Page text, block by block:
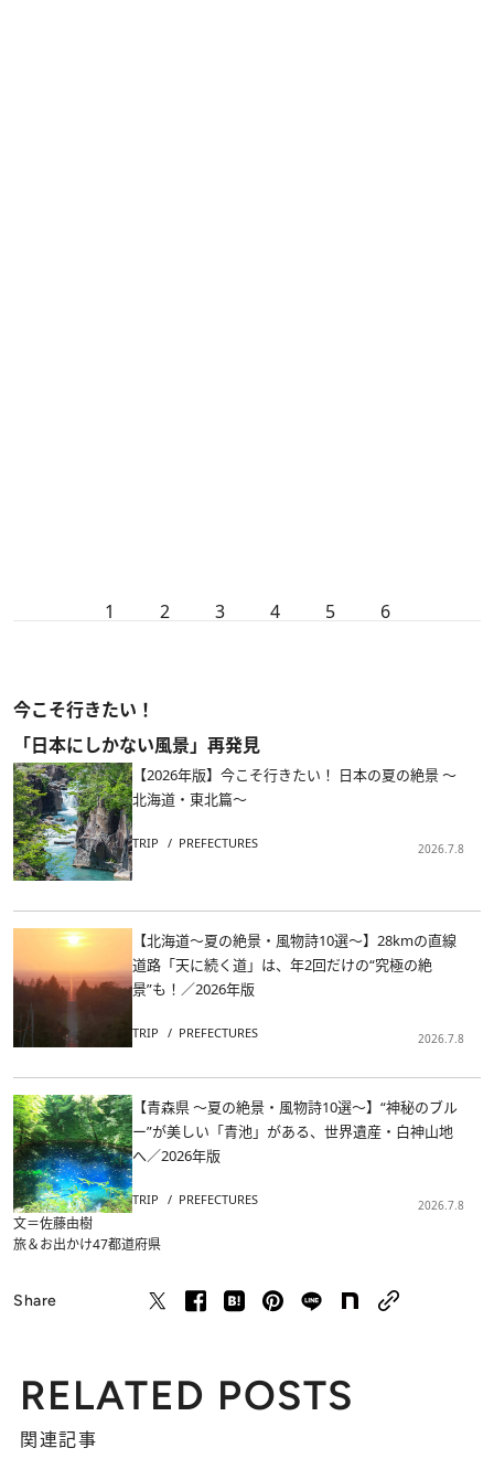
1 2 3 4 5 6
今こそ行きたい！
「日本にしかない風景」再発見
【2026年版】今こそ行きたい！ 日本の夏の絶景 ～
北海道・東北篇～
TRIP PREFECTURES 2026.7.8
【北海道～夏の絶景・風物詩10選～】28kmの直線
道路「天に続く道」は、年2回だけの“究極の絶
景”も！／2026年版
TRIP PREFECTURES 2026.7.8
【青森県 ～夏の絶景・風物詩10選～】“神秘のブル
ー”が美しい「青池」がある、世界遺産・白神山地
へ／2026年版
TRIP PREFECTURES 2026.7.8
文＝佐藤由樹
旅＆お出かけ47都道府県
Share
RELATED POSTS
関連記事